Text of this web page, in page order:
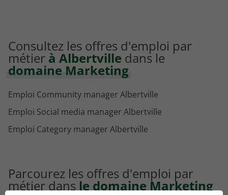
Consultez les offres d'emploi par
métier à Albertville dans le
domaine Marketing
Emploi Community manager Albertville
Emploi Social media manager Albertville
Emploi Category manager Albertville
Parcourez les offres d'emploi par
métier dans le domaine Marketing